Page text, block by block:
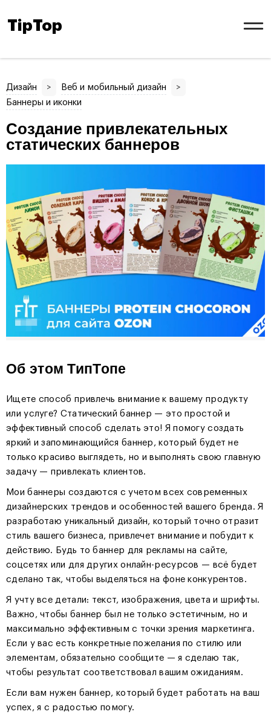
TipTop
Дизайн > Веб и мобильный дизайн
>
Баннеры и иконки
Создание привлекательных
статических баннеров
Об этом ТипТопе
Ищете способ привлечь внимание к вашему продукту
или услуге? Статический баннер — это простой и
эффективный способ сделать это! Я помогу создать
яркий и запоминающийся баннер, который будет не
только красиво выглядеть, но и выполнять свою главную
задачу — привлекать клиентов.
Мои баннеры создаются с учетом всех современных
дизайнерских трендов и особенностей вашего бренда. Я
разработаю уникальный дизайн, который точно отразит
стиль вашего бизнеса, привлечет внимание и побудит к
действию. Будь то баннер для рекламы на сайте,
соцсетях или для других онлайн-ресурсов — всё будет
сделано так, чтобы выделяться на фоне конкурентов.
Я учту все детали: текст, изображения, цвета и шрифты.
Важно, чтобы баннер был не только эстетичным, но и
максимально эффективным с точки зрения маркетинга.
Если у вас есть конкретные пожелания по стилю или
элементам, обязательно сообщите — я сделаю так,
чтобы результат соответствовал вашим ожиданиям.
Если вам нужен баннер, который будет работать на ваш
успех, я с радостью помогу.